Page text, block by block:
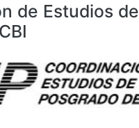
de Estudios de